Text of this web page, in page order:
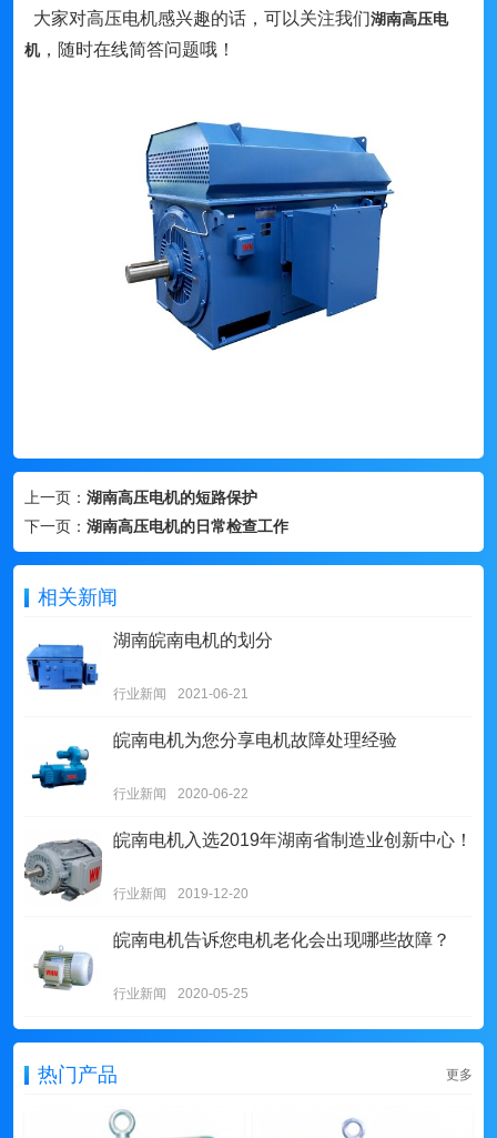
大家对高压电机感兴趣的话，可以关注我们湖南高压电
机，随时在线简答问题哦！
上一页： 湖南高压电机的短路保护
下一页： 湖南高压电机的日常检查工作
相关新闻
湖南皖南电机的划分
行业新闻 2021-06-21
皖南电机为您分享电机故障处理经验
行业新闻 2020-06-22
皖南电机入选2019年湖南省制造业创新中心！
行业新闻 2019-12-20
皖南电机告诉您电机老化会出现哪些故障？
行业新闻 2020-05-25
热门产品 更多